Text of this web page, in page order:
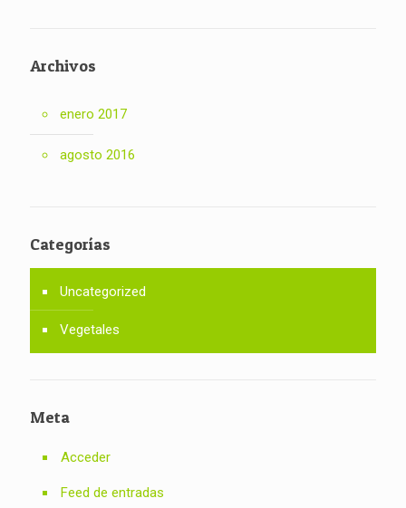
Archivos
enero 2017
agosto 2016
Categorías
Uncategorized
Vegetales
Meta
Acceder
Feed de entradas